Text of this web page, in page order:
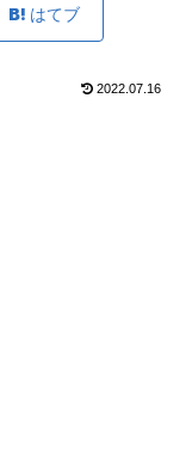
はてブ
2022.07.16